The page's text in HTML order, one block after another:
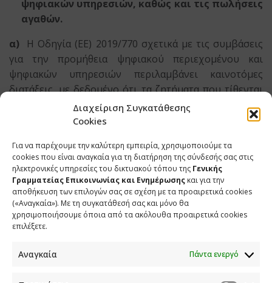
Διαχείριση Συγκατάθεσης
Cookies
Για να παρέχουμε την καλύτερη εμπειρία, χρησιμοποιούμε τα
cookies που είναι αναγκαία για τη διατήρηση της σύνδεσής σας στις
ηλεκτρονικές υπηρεσίες του δικτυακού τόπου της Γενικής
Γραμματείας Επικοινωνίας και Ενημέρωσης και για την
αποθήκευση των επιλογών σας σε σχέση με τα προαιρετικά cookies
(«Αναγκαία»). Με τη συγκατάθεσή σας και μόνο θα
χρησιμοποιήσουμε όποια από τα ακόλουθα προαιρετικά cookies
επιλέξετε.
Αναγκαία Πάντα ενεργό
ψηφιακών υπηρεσιών, καθώς και τις πωλήσεις
αγαθών.
α)
Η Οδηγία (ΕΕ) 2019/770 σχετικά με τις συμβάσεις
για την προμήθεια ψηφιακού περιεχομένου και
ψηφιακών υπηρεσιών περιλαμβάνει καινοτόμες
διατάξεις, με δεδομένο ότι τα ζητήματα που τίθενται
από αυτήν δεν είχαν ρυθμιστεί έως τώρα στο εθνικό
δίκαιο. Οι διατάξεις που ενσωματώνουν την Οδηγία
-Ισχύουν σε κάθε σύμβαση, ανεξάρτητα από το αν ο
λήπτης του ψηφιακού περιεχομένου είναι
καταναλωτής ή όχι. Ωστόσο, αποτελούν αναγκαστικό
δίκαιο μόνο σε περίπτωση λήπτη καταναλωτή.
-Εφαρμόζονται τόσο όταν καταβάλλεται τίμημα για το
όταν αντί για τίμημα παρέχονται προσωπικά